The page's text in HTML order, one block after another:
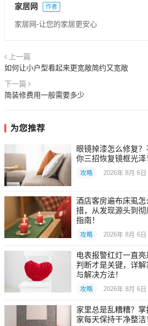
家居网 作者
家居网-让您的家居更安心
上一篇
如何让小户型看起来更宽敞简约又宽敞
下一篇
简装修费用一般需要多少
为您推荐
眼镜掉漆怎么修复
你三招恢复镜框光泽
攻略 2026年 8月 6日
酒店客房遍布床虱
措，从发现源头到
指南！
攻略 2026年 8月 6日
电表报警红灯一直
判断才是关键，详
与解决方法！
攻略 2026年 8月 6日
家里总是乱糟糟？
家每天保持干净整洁